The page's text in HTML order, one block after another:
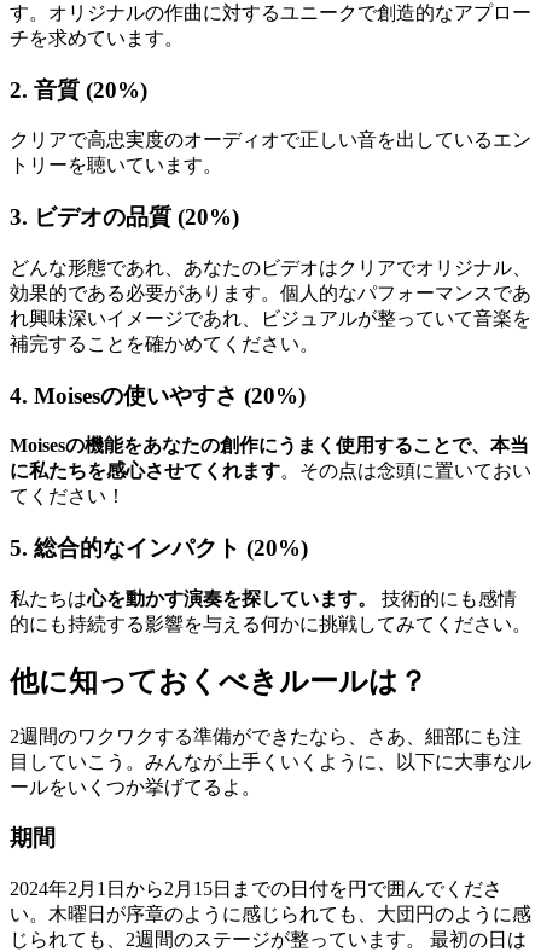
す。オリジナルの作曲に対するユニークで創造的なアプロー
チを求めています。
2. 音質 (20%)
クリアで高忠実度のオーディオで正しい音を出しているエン
トリーを聴いています。
3. ビデオの品質 (20%)
どんな形態であれ、あなたのビデオはクリアでオリジナル、
効果的である必要があります。個人的なパフォーマンスであ
れ興味深いイメージであれ、ビジュアルが整っていて音楽を
補完することを確かめてください。
4. Moisesの使いやすさ (20%)
Moisesの機能をあなたの創作にうまく使用することで、本当
に私たちを感心させてくれます。その点は念頭に置いておい
てください！
5. 総合的なインパクト (20%)
私たちは心を動かす演奏を探しています。
技術的にも感情
的にも持続する影響を与える何かに挑戦してみてください。
他に知っておくべきルールは？
2週間のワクワクする準備ができたなら、さあ、細部にも注
目していこう。みんなが上手くいくように、以下に大事なル
ールをいくつか挙げてるよ。
期間
2024年2月1日から2月15日までの日付を円で囲んでくださ
い。木曜日が序章のように感じられても、大団円のように感
じられても、2週間のステージが整っています。 最初の日は